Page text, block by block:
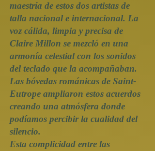
maestría de estos dos artistas de
talla nacional e internacional. La
voz cálida, limpia y precisa de
Claire Millon se mezcló en una
armonía celestial con los sonidos
del teclado que la acompañaban.
Las bóvedas románicas de Saint-
Eutrope ampliaron estos acuerdos
creando una atmósfera donde
podíamos percibir la cualidad del
silencio.
Esta complicidad entre las